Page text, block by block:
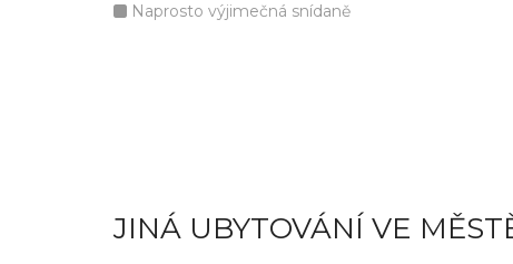
Naprosto výjimečná snídaně
JINÁ UBYTOVÁNÍ VE